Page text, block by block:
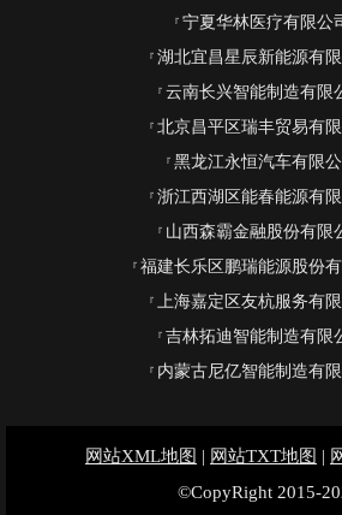
宁夏华林医疗有限公
湖北宜昌星辰新能源有限
云南长兴智能制造有限
北京昌平区瑞丰贸易有限
黑龙江永恒汽车有限公
浙江西湖区能春能源有限
山西森霸金融股份有限
福建长乐区鹏瑞能源股份有
上海嘉定区友杭服务有限
吉林拓迪智能制造有限
内蒙古尼亿智能制造有限
网站XML地图 | 网站TXT地图 |
©CopyRight 2015-